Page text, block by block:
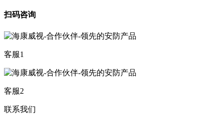
扫码咨询
客服1
客服2
联系我们